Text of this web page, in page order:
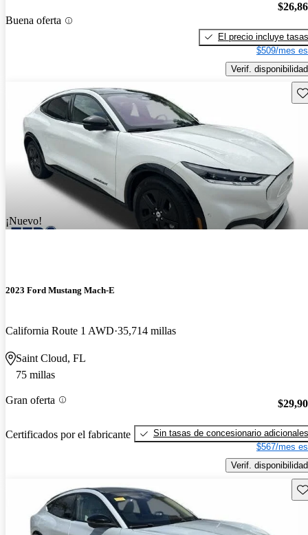
Buena oferta
El precio incluye tasas
$509/mes
Verif. disponibilidad
¡Nuevo!
2023 Ford Mustang Mach-E
California Route 1 AWD 35,714 millas
Saint Cloud, FL
75 millas
Gran oferta
Certificados por el fabricante
Sin tasas de concesionario adicionales
$567/mes
Verif. disponibilidad